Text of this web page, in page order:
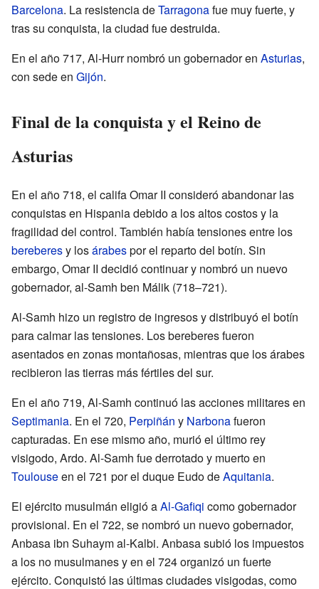
Barcelona. La resistencia deTarragonafue muy fuerte, y
tras su conquista, la ciudad fue destruida.
En el año 717, Al-Hurr nombró un gobernador en Asturias,
con sede en Gijón.
Final de la conquista y el Reino de
Asturias
En el año 718, el califa Omar II consideró abandonar las
conquistas en Hispania debido a los altos costos y la
fragilidad del control. También había tensiones entre los
bereberesy losárabespor el reparto del botín. Sin
embargo, Omar II decidió continuar y nombró un nuevo
gobernador, al-Samh ben Málik (718–721).
Al-Samh hizo un registro de ingresos y distribuyó el botín
para calmar las tensiones. Los bereberes fueron
asentados en zonas montañosas, mientras que los árabes
recibieron las tierras más fértiles del sur.
En el año 719, Al-Samh continuó las acciones militares en
Septimania. En el 720, Perpiñán y Narbonafueron
capturadas. En ese mismo año, murió el último rey
visigodo, Ardo. Al-Samh fue derrotado y muerto en
Toulouseen el 721 por el duque Eudo deAquitania.
El ejército musulmán eligió aAl-Gafiqi como gobernador
provisional. En el 722, se nombró un nuevo gobernador,
Anbasa ibn Suhaym al-Kalbi. Anbasa subió los impuestos
a los no musulmanes y en el 724 organizó un fuerte
ejército. Conquistó las últimas ciudades visigodas, como